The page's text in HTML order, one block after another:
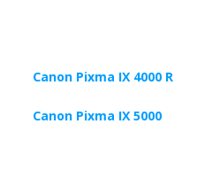
Canon Pixma IX 4000 R
Canon Pixma IX 5000